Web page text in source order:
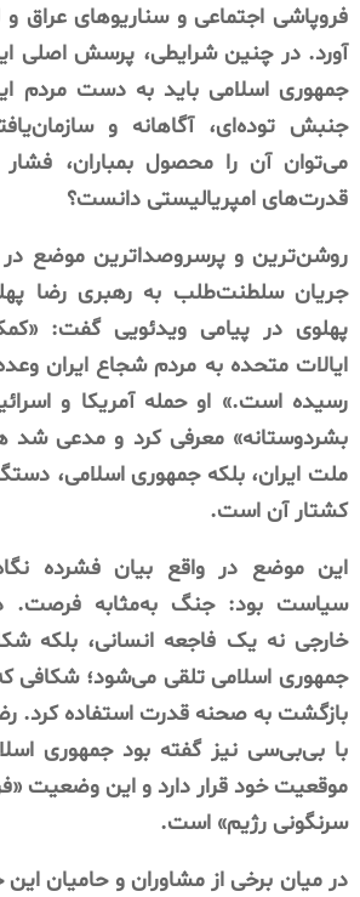
فروپاشی اجتماعی و سناریوهای عراق و
آورد. در چنین شرایطی، پرسش اصلی
جمهوری اسلامی باید به دست مردم
جنبش توده‌ای، آگاهانه و
می‌توان آن را محصول بمباران،
قدرت‌های امپریالیستی دانست؟
روشن‌ترین و پرسروصداترین موضع در
جریان سلطنت‌طلب به رهبری رضا
پهلوی در پیامی ویدئویی گفت:
ایالات متحده به مردم شجاع ایران
رسیده است.» او حمله آمریکا و
بشردوستانه» معرفی کرد و مدعی
ملت ایران، بلکه جمهوری اسلامی،
کشتار آن است.
این موضع در واقع بیان فشرده
سیاست بود: جنگ به‌مثابه فرصت.
خارجی نه یک فاجعه انسانی، بلکه
جمهوری اسلامی تلقی می‌شود؛ شکافی
بازگشت به صحنه قدرت استفاده کرد.
با بی‌بی‌سی نیز گفته بود جمهوری
موقعیت خود قرار دارد و این وضعیت
سرنگونی رژیم» است.
در میان برخی از مشاوران و حامیان